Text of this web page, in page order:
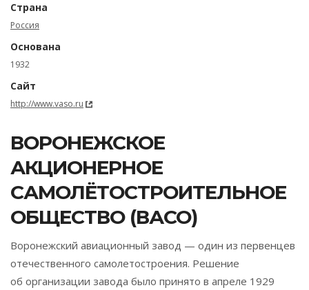
Страна
Россия
Основана
1932
Сайт
http://www.vaso.ru
ВОРОНЕЖСКОЕ
АКЦИОНЕРНОЕ
САМОЛЁТОСТРОИТЕЛЬНОЕ
ОБЩЕСТВО (ВАСО)
Воронежский авиационный завод — один из первенцев
отечественного самолетостроения. Решение
об организации завода было принято в апреле 1929